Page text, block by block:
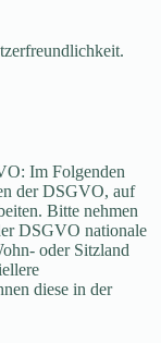
Im Folgenden
der DSGVO, auf
Bitte nehmen
DSGVO nationale
oder Sitzland
diese in der